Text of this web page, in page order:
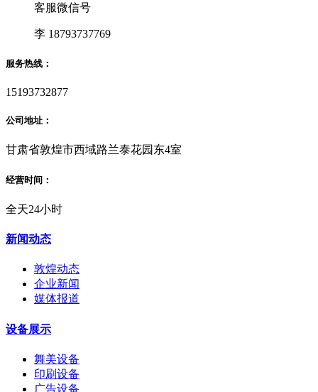
客服微信号
李 18793737769
服务热线：
15193732877
公司地址：
甘肃省敦煌市西域路兰泰花园东4室
经营时间：
全天24小时
新闻动态
敦煌动态
企业新闻
媒体报道
设备展示
舞美设备
印刷设备
广告设备